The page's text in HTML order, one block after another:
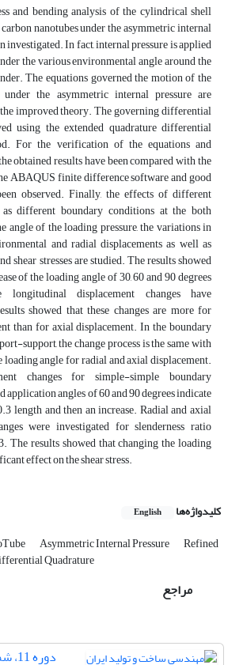
and bending analysis of the cylindrical shell
nanotubes under the asymmetric internal
investigated. In fact, internal pressure is applied
the various environmental angle around the
The equations governed the motion of the
the asymmetric internal pressure are
improved theory. The governing differential
using the extended quadrature differential
For the verification of the equations and
obtained results have been compared with the
ABAQUS finite difference software and good
observed. Finally, the effects of different
as different boundary conditions at the both
angle of the loading pressure, the variations in
and radial displacements as well as
shear stresses are studied. The results showed
of the loading angle of 30, 60 and 90 degrees
longitudinal displacement changes have
showed that these changes are more for
than for axial displacement. In the boundary
support, the change process is the same with
loading angle for radial and axial displacement.
changes for simple-simple boundary
angles of 60 and 90 degrees indicate
length and then an increase. Radial and axial
were investigated for slenderness ratio
The results showed that changing the loading
effect on the shear stress.
کلیدواژه‌ها English
Asymmetric Internal Pressure Refined
Quadrature
مراجع